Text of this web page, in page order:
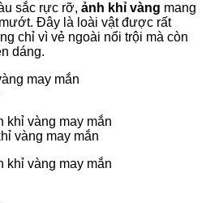
sắc rực rỡ, ảnh khỉ vàng mang
Đây là loài vật được rất
chỉ vì vẻ ngoài nổi trội mà còn
dáng.
vàng may mắn